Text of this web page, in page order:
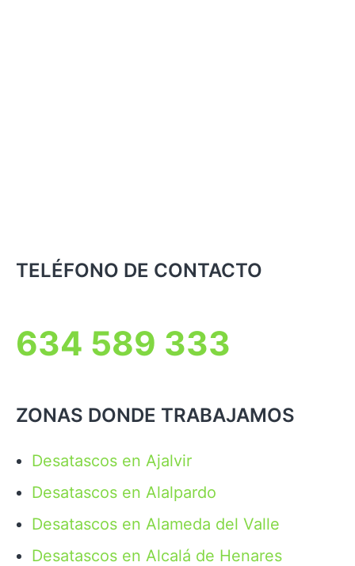
TELÉFONO DE CONTACTO
634 589 333
ZONAS DONDE TRABAJAMOS
Desatascos en Ajalvir
Desatascos en Alalpardo
Desatascos en Alameda del Valle
Desatascos en Alcalá de Henares